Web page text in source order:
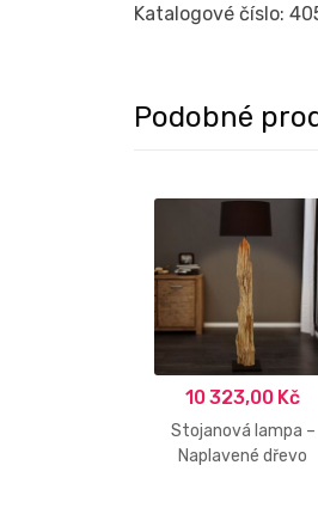
Katalogové číslo:
Podobné
10 323,00 Kč
Stojanová lampa –
Naplavené dřevo